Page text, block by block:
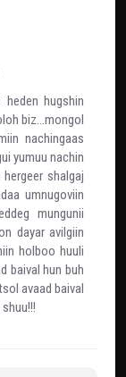
hugshin
biz...mongol
nachingaas
yumuu nachin
shalgaj
umnugoviin
mungunii
dayar avilgiin
holboo huuli
baival hun buh
avaad baival